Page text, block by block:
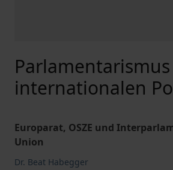
internationalen
Europarat, OSZE und
Union
Dr. Beat Habegger